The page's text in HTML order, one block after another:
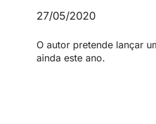
27/05/2020
O autor pretende lançar
ainda este ano.